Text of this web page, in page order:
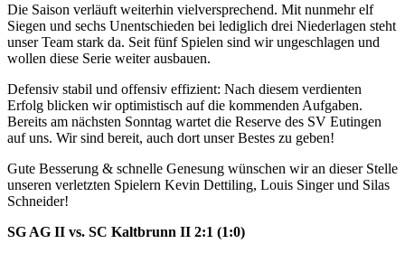
Die Saison verläuft weiterhin vielversprechend. Mit nunmehr elf
Siegen und sechs Unentschieden bei lediglich drei Niederlagen steht
unser Team stark da. Seit fünf Spielen sind wir ungeschlagen und
wollen diese Serie weiter ausbauen.
Defensiv stabil und offensiv effizient: Nach diesem verdienten
Erfolg blicken wir optimistisch auf die kommenden Aufgaben.
Bereits am nächsten Sonntag wartet die Reserve des SV Eutingen
auf uns. Wir sind bereit, auch dort unser Bestes zu geben!
Gute Besserung & schnelle Genesung wünschen wir an dieser Stelle
unseren verletzten Spielern Kevin Dettiling, Louis Singer und Silas
Schneider!
SG AG II vs. SC Kaltbrunn II 2:1 (1:0)